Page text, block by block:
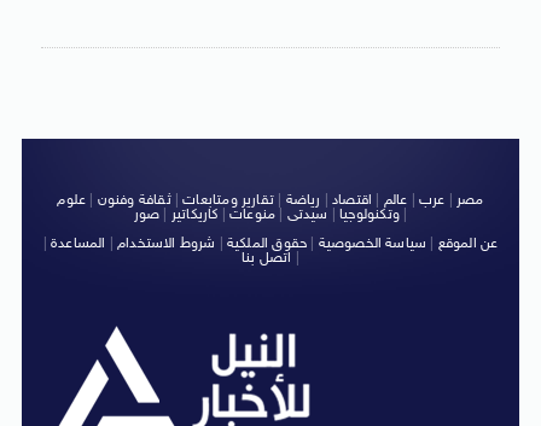
مصر عرب عالم اقتصاد رياضة |تقارير ومتابعات|ثقافة وفنون
علوم
وتكنولوجيا| سيدتى منوعات كاريكاتير صور
|
عن الموقع
سياسة الخصوصية حقوق الملكية شروط الاستخدام| المساعدة|
اتصل بنا